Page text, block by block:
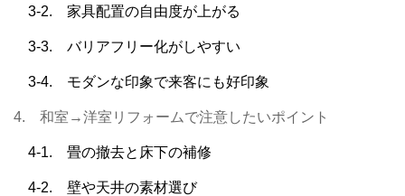
3-2. 家具配置の自由度が上がる
3-3. バリアフリー化がしやすい
3-4. モダンな印象で来客にも好印象
4. 和室→洋室リフォームで注意したいポイント
4-1. 畳の撤去と床下の補修
4-2. 壁や天井の素材選び